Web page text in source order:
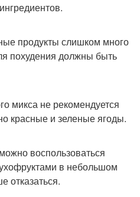
продукты слишком много
похудения должны быть
микса не рекомендуется
красные и зеленые ягоды.
воспользоваться
в небольшом
отказаться.